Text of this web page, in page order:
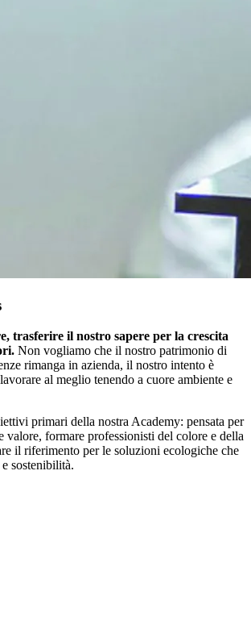
trasferire il nostro sapere per la crescita
Non vogliamo che il nostro patrimonio di
rimanga in azienda, il nostro intento è
al meglio tenendo a cuore ambiente e
primari della nostra Academy: pensata per
valore, formare professionisti del colore e della
il riferimento per le soluzioni ecologiche che
sostenibilità.